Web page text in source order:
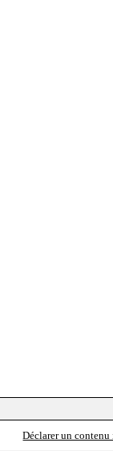
Déclarer un